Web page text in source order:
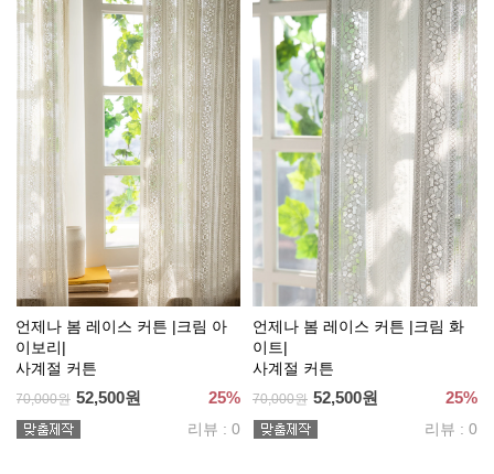
언제나 봄 레이스 커튼 |크림 아
이보리|
사계절 커튼
70,000원 52,500원 25%
리뷰 : 0
언제나 봄 레이스 커튼 |크림 화
이트|
사계절 커튼
70,000원 52,500원 25%
리뷰 : 0